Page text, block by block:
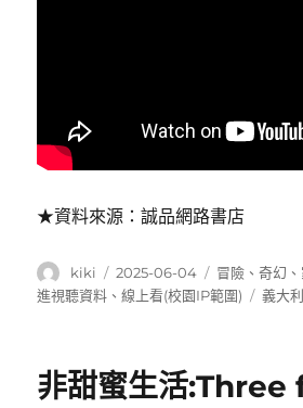
★資料來源：誠品網路書店
作
者
kiki
發
佈
2025-06-04
分
類
冒險 、奇幻 、
進視聽資料 、線上看(校園IP範圍)
標
義大
非甜蜜生活